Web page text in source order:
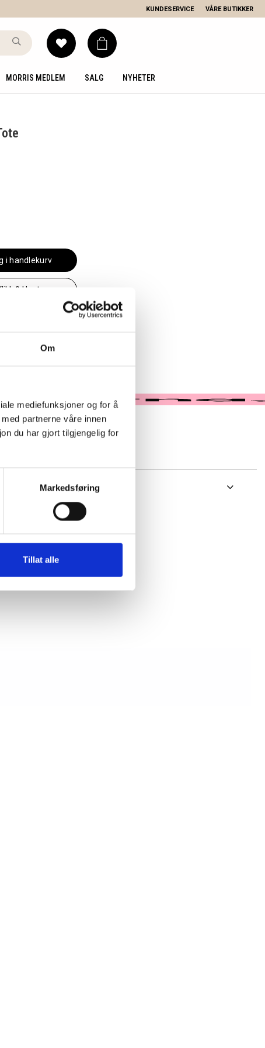
Om
mediefunksjoner og for å
partnerne våre innen
du har gjort tilgjengelig for
Markedsføring
Tillat alle
KUNDESERVICE VÅRE BUTIKKER
MORRIS MEDLEM SALG NYHETER
i handlekurv
& Hent
og totevesker